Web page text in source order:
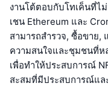
งานโต้ตอบกับโทเค็นที่ไ
เชน Ethereum และ
สามารถสำรวจ, ซื้อขาย
ความสนใจและชุมชนที่
เพื่อทำให้ประสบการณ์
สะสมที่มีประสบการณ์แ